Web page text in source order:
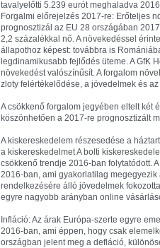
tavalyelőtti 5.239 eurót meghaladva
Forgalmi előrejelzés 2017-re: Erőteljes
prognosztizál az EU 28 országában
2,2 százalékkal nő. A növekedéssel
állapothoz képest: továbbra is
legdinamikusabb fejlődés üteme. A GfK
növekedést valószínűsít. A forgalom
zloty felértékelődése, a jövedelmek és
A csökkenő forgalom jegyében eltelt két
köszönhetően a 2017-re prognosztizált
A kiskereskedelem részesedése a
a kiskereskedelmet A bolti
csökkenő trendje 2016-ban folytatódott.
2016-ban, ami gyakorlatilag
rendelkezésére álló jövedelmek
egyre nagyobb arányban online
Infláció: Az árak Európa-szerte egyre
2016-ban, ami éppen, hogy csak
országban jelent meg a defláció,